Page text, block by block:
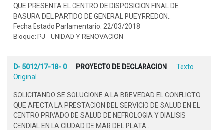
QUE PRESENTA EL CENTRO DE DISPOSICION FINAL DE
BASURA DEL PARTIDO DE GENERAL PUEYRREDON..
Fecha Estado Parlamentario: 22/03/2018
Bloque: PJ - UNIDAD Y RENOVACION
D- 5012/17-18- 0 PROYECTO DE DECLARACION
Texto
Original
SOLICITANDO SE SOLUCIONE A LA BREVEDAD EL CONFLICTO
QUE AFECTA LA PRESTACION DEL SERVICIO DE SALUD EN EL
CENTRO PRIVADO DE SALUD DE NEFROLOGIA Y DIALISIS
CENDIAL EN LA CIUDAD DE MAR DEL PLATA..